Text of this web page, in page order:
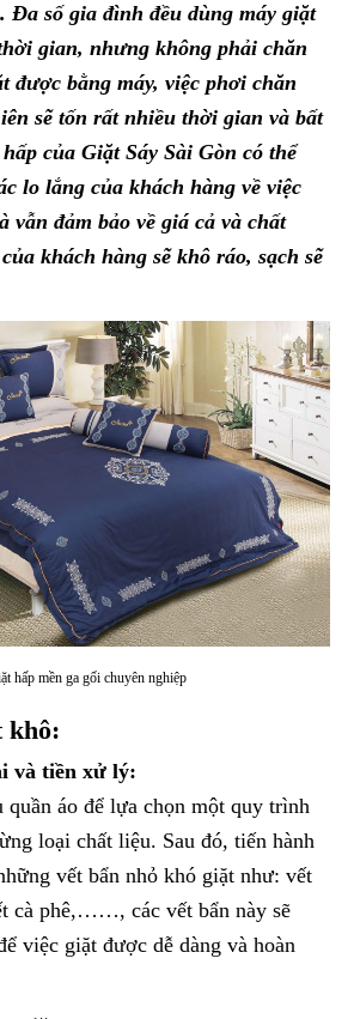
Đa số gia đình đều dùng máy giặt
gian, nhưng không phải chăn
được bằng máy, việc phơi chăn
sẽ tốn rất nhiều thời gian và bất
hấp của Giặt Sáy Sài Gòn có thể
lo lắng của khách hàng về việc
vẫn đảm bảo về giá cả và chất
khách hàng sẽ khô ráo, sạch sẽ
hấp mền ga gối chuyên nghiệp
khô:
và tiền xử lý:
quần áo để lựa chọn một quy trình
loại chất liệu. Sau đó, tiến hành
vết bẩn nhỏ khó giặt như: vết
cà phê,……, các vết bẩn này sẽ
việc giặt được dễ dàng và hoàn